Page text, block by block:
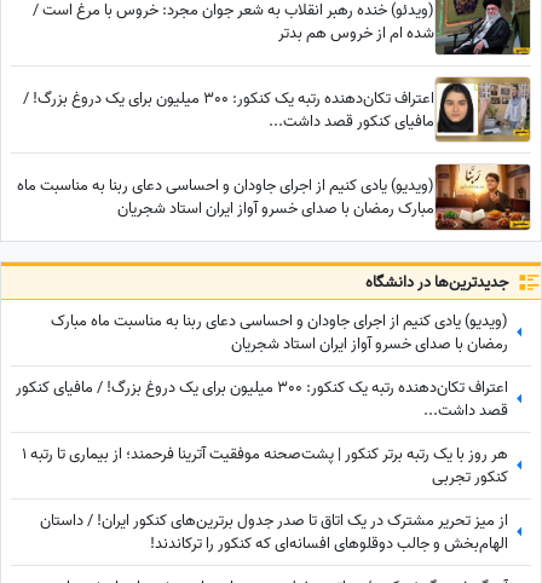
(ویدئو) خنده رهبر انقلاب به شعر جوان مجرد: خروس با مرغ است /
شده ام از خروس هم بدتر
اعتراف تکان‌دهنده رتبه یک کنکور: 300 میلیون برای یک دروغ بزرگ! /
مافیای کنکور قصد داشت...
(ویدیو) یادی کنیم از اجرای جاودان و احساسی دعای ربنا به مناسبت ماه
مبارک رمضان با صدای خسرو آواز ایران استاد شجریان
جدید‌ترین‌ها در دانشگاه
(ویدیو) یادی کنیم از اجرای جاودان و احساسی دعای ربنا به مناسبت ماه مبارک
رمضان با صدای خسرو آواز ایران استاد شجریان
اعتراف تکان‌دهنده رتبه یک کنکور: 300 میلیون برای یک دروغ بزرگ! / مافیای کنکور
قصد داشت...
هر روز با یک رتبه برتر کنکور | پشت‌صحنه موفقیت آترینا فرحمند؛ از بیماری تا رتبه 1
کنکور تجربی
از میز تحریر مشترک در یک اتاق تا صدر جدول برترین‌های کنکور ایران! / داستان
الهام‌بخش و جالب دوقلوهای افسانه‌ای که کنکور را ترکاندند!